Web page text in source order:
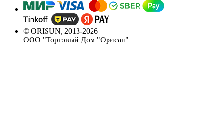
© ORISUN, 2013-2026
ООО "Торговый Дом "Орисан"